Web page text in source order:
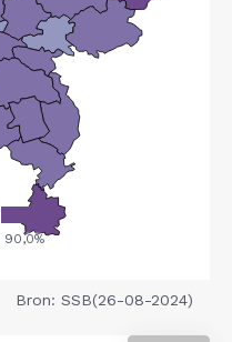
Bron: SSB(26-08-2024)